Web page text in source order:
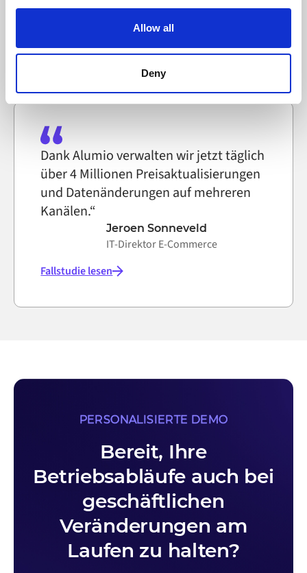
Alumio uses cookies on its website. A cookie is a small
text file that a web browser saves to your computer. You
browser settings accordingly. This could affect the
functioning of the website, however. We also use third-
on the internet
Allow all
Deny
IT-Systemtechniker, Selfmade
Fallstudie lesen
Dank Alumio verwalten wir jetzt täglich
über 4 Millionen Preisaktualisierungen
und Datenänderungen auf mehreren
Kanälen.“
Jeroen Sonneveld
IT-Direktor E-Commerce
Fallstudie lesen
PERSONALISIERTE DEMO
Bereit, Ihre
Betriebsabläufe auch bei
geschäftlichen
Veränderungen am
Laufen zu halten?